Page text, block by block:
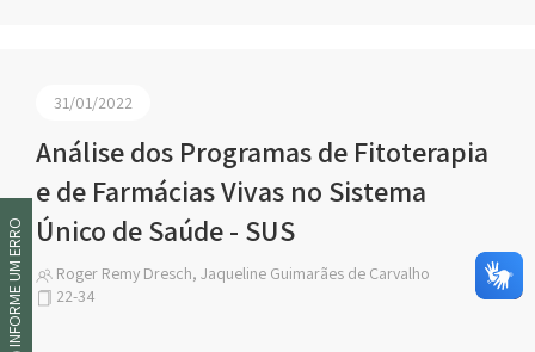
31/01/2022
Análise dos Programas de Fitoterapia
e de Farmácias Vivas no Sistema
Único de Saúde - SUS
Roger Remy Dresch, Jaqueline Guimarães de Carvalho
22-34
INFORME UM ERRO